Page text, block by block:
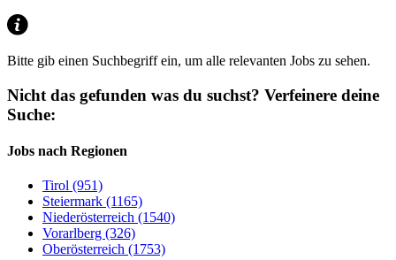
Bitte gib einen Suchbegriff ein, um alle relevanten Jobs zu sehen.
Nicht das gefunden was du suchst? Verfeinere deine
Suche:
Jobs nach Regionen
Tirol (951)
Steiermark (1165)
Niederösterreich (1540)
Vorarlberg (326)
Oberösterreich (1753)